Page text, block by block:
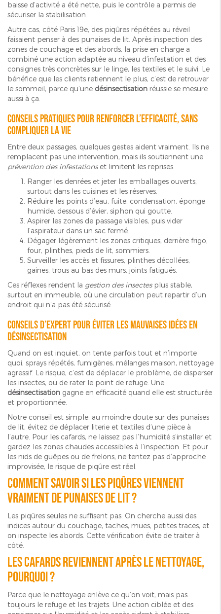
baisse d’activité a été nette, puis le contrôle a permis de
sécuriser la stabilisation.
Autre cas, côté Paris 19e, des piqûres répétées au réveil
faisaient penser à des punaises de lit. Après inspection des
zones de couchage et des abords, la prise en charge a
combiné une action adaptée au niveau d’infestation et des
consignes très concrètes sur le linge, les textiles et le suivi. Le
bénéfice que les clients retiennent le plus, c’est de retrouver
le sommeil, parce qu’une désinsectisation réussie se mesure
aussi à ça.
Conseils pratiques pour renforcer l’efficacité, sans
compliquer la vie
Entre deux passages, quelques gestes aident vraiment. Ils ne
remplacent pas une intervention, mais ils soutiennent une
prévention des infestationset limitent les reprises.
Ranger les denrées et jeter les emballages ouverts,
surtout dans les cuisines et les réserves.
Réduire les points d’eau, fuite, condensation, éponge
humide, dessous d’évier, siphon qui goutte.
Aspirer les zones de passage visibles, puis vider
l’aspirateur dans un sac fermé.
Dégager légèrement les zones critiques, derrière frigo,
four, plinthes, pieds de lit, sommiers.
Surveiller les accès et fissures, plinthes décollées,
gaines, trous au bas des murs, joints fatigués.
Ces réflexes rendent la gestion des insectesplus stable,
surtout en immeuble, où une circulation peut repartir d’un
endroit qui n’a pas été sécurisé.
Conseils d’expert pour éviter les mauvaises idées en
désinsectisation
Quand on est inquiet, on tente parfois tout et n’importe
quoi, sprays répétés, fumigènes, mélanges maison, nettoyage
agressif. Le risque, c’est de déplacer le problème, de disperser
les insectes, ou de rater le point de refuge. Une
désinsectisation gagne en efficacité quand elle est structurée
et proportionnée.
Notre conseil est simple, au moindre doute sur des punaises
de lit, évitez de déplacer literie et textiles d’une pièce à
l’autre. Pour les cafards, ne laissez pas l’humidité s’installer et
gardez les zones chaudes accessibles à l’inspection. Et pour
les nids de guêpes ou de frelons, ne tentez pas d’approche
improvisée, le risque de piqûre est réel.
Comment savoir si les piqûres viennent
vraiment de punaises de lit ?
Les piqûres seules ne suffisent pas. On cherche aussi des
indices autour du couchage, taches, mues, petites traces, et
on inspecte les abords. Cette vérification évite de traiter à
côté.
Les cafards reviennent après le nettoyage,
pourquoi ?
Parce que le nettoyage enlève ce qu’on voit, mais pas
toujours le refuge et les trajets. Une action ciblée et des